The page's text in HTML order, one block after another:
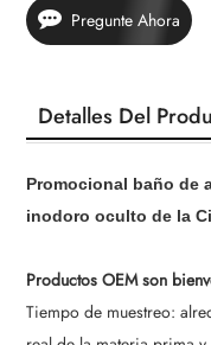
Pregunte Ahora
Detalles Del
Promocional baño de
inodoro oculto de la
Productos OEM son
Tiempo de muestreo: